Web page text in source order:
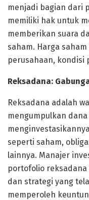
menjadi bagian dari
memiliki hak untuk
memberikan suara
saham. Harga
perusahaan, kondisi
Reksadana:
Reksadana adalah
mengumpulkan
seperti saham,
lainnya. Manajer
portofolio reksadana
dan strategi yang
memperoleh